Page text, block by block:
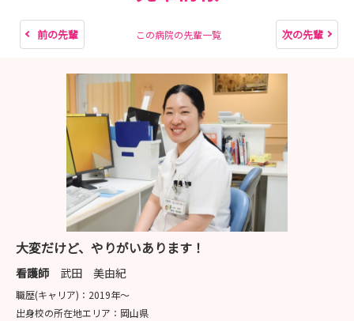
前の先輩 この病院の先輩一覧 次の先輩
大変だけど、やりがいあります！
看護師 武田 美由紀
職歴(キャリア)： 2019年〜
出身校の所在地エリア： 岡山県